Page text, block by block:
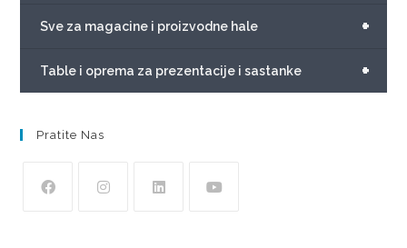
+
Sve za magacine i proizvodne hale
+
Table i oprema za prezentacije i sastanke
Pratite Nas